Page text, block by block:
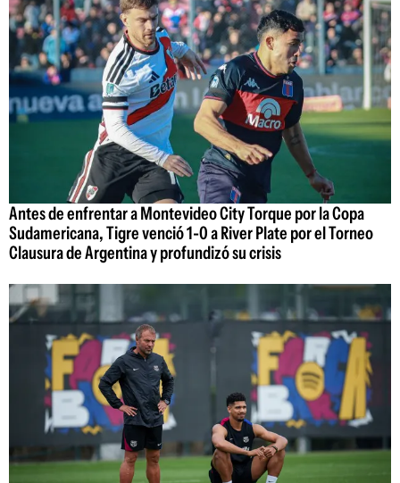
Antes de enfrentar a Montevideo City Torque por la Copa
Sudamericana, Tigre venció 1-0 a River Plate por el Torneo
Clausura de Argentina y profundizó su crisis